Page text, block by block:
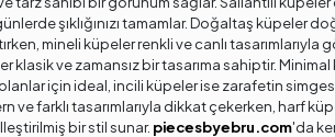
şıklığınızı tamamlar. Doğaltaş küpeler
mineli küpeler renkli ve canlı tasarımlarıyla
klasik ve zamansız bir tasarıma sahiptir.
için ideal, incili küpeler ise zarafetin
ve farklı tasarımlarıyla dikkat çekerken, harf
bir stil sunar. piecesbyebru.com'da